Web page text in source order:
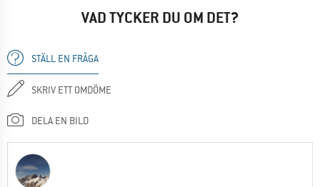
VAD TYCKER DU OM DET?
STÄLL EN FRÅGA
SKRIV ETT OMDÖME
DELA EN BILD